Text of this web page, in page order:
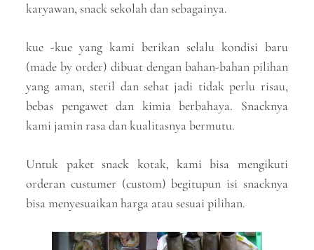
karyawan, snack sekolah dan sebagainya.
kue -kue yang kami berikan selalu kondisi baru
(made by order) dibuat dengan bahan-bahan pilihan
yang aman, steril dan sehat jadi tidak perlu risau,
bebas pengawet dan kimia berbahaya. Snacknya
kami jamin rasa dan kualitasnya bermutu.
Untuk paket snack kotak, kami bisa mengikuti
orderan custumer (custom) begitupun isi snacknya
bisa menyesuaikan harga atau sesuai pilihan.